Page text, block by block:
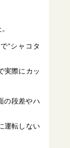
“シャコタ
実際にカッ
の段差やハ
運転しない